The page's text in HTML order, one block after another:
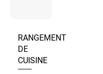
RANGEMENT
DE
CUISINE